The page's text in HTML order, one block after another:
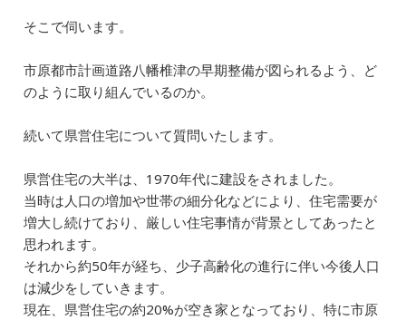
そこで伺います。
市原都市計画道路八幡椎津の早期整備が図られるよう、ど
のように取り組んでいるのか。
続いて県営住宅について質問いたします。
県営住宅の大半は、1970年代に建設をされました。
当時は人口の増加や世帯の細分化などにより、住宅需要が
増大し続けており、厳しい住宅事情が背景としてあったと
思われます。
それから約50年が経ち、少子高齢化の進行に伴い今後人口
は減少をしていきます。
現在、県営住宅の約20%が空き家となっており、特に市原